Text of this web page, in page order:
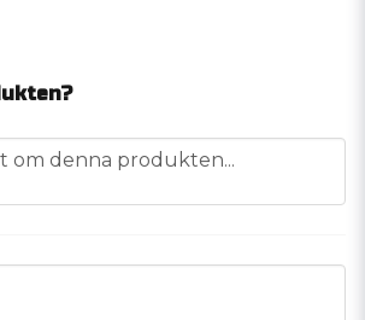
om denna produkten...